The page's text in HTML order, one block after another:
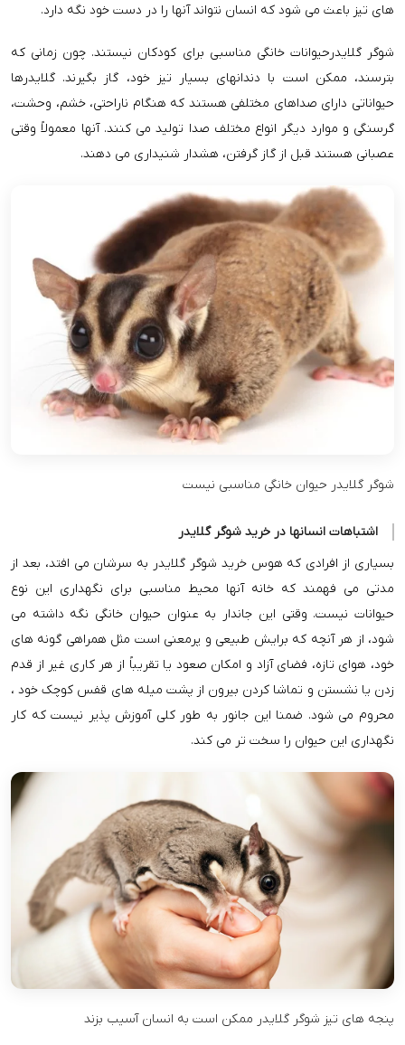
های تیز باعث می شود که انسان نتواند آنها را در دست خود نگه دارد.
شوگر گلایدرحیوانات خانگی مناسبی برای کودکان نیستند. چون زمانی که
بترسند، ممکن است با دندانهای بسیار تیز خود، گاز بگیرند. گلایدرها
حیواناتی دارای صداهای مختلفی هستند که هنگام ناراحتی، خشم، وحشت،
گرسنگی و موارد دیگر انواع مختلف صدا تولید می کنند. آنها معمولاً وقتی
عصبانی هستند قبل از گاز گرفتن، هشدار شنیداری می دهند.
شوگر گلایدر حیوان خانگی مناسبی نیست
اشتباهات انسانها در خرید شوگر گلایدر
بسیاری از افرادی که هوس خرید شوگر گلایدر به سرشان می افتد، بعد از
مدتی می فهمند که خانه آنها محیط مناسبی برای نگهداری این نوع
حیوانات نیست. وقتی این جاندار به عنوان حیوان خانگی نگه داشته می
شود، از هر آنچه که برایش طبیعی و پرمعنی است مثل همراهی گونه های
خود، هوای تازه، فضای آزاد و امکان صعود یا تقریباً از هر کاری غیر از قدم
زدن یا نشستن و تماشا کردن بیرون از پشت میله های قفس کوچک خود ،
محروم می شود. ضمنا این جانور به طور کلی آموزش پذیر نیست که کار
نگهداری این حیوان را سخت تر می کند.
پنجه های تیز شوگر گلایدر ممکن است به انسان آسیب بزند